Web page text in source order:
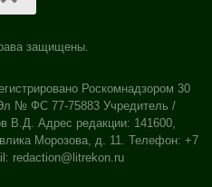
защищены.
Роскомнадзором 30
№ ФС 77-75883 Учредитель /
В.Д. Адрес редакции: 141600,
Морозова, д. 11. Телефон: +7
redaction@litrekon.ru